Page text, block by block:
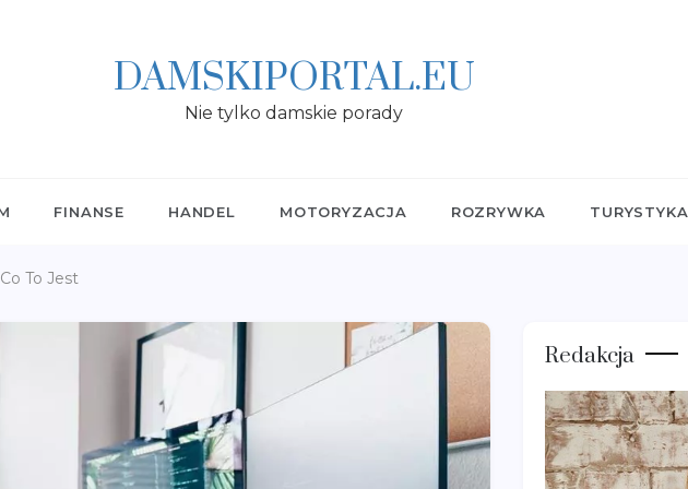
DAMSKIPORTAL.EU
Nie tylko damskie porady
FINANSE HANDEL MOTORYZACJA ROZRYWKA TURYSTYKA
To Jest
Redakcja